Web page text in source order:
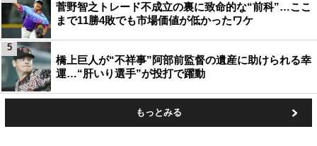
菅野智之トレード不成立の裏に致命的な“前科”…ここ
まで11勝4敗でも市場価値が低かったワケ
橋上巨人が“不祥事”阿部前監督の遺産に助けられる幸
運…“肝いり選手”が投打で躍動
5
もっとみる